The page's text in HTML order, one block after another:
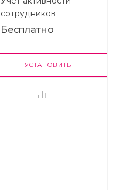
сотрудников
Бесплатно
УСТАНОВИТЬ